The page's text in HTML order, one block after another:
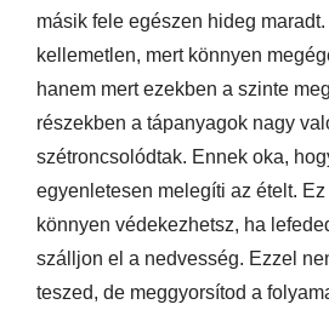
másik fele egészen hideg
kellemetlen, mert könnyen
hanem mert ezekben a szinte
részekben a tápanyagok nagy
szétroncsolódtak. Ennek oka,
egyenletesen melegíti az ételt.
könnyen védekezhetsz, ha
szálljon el a nedvesség. Ezzel
teszed, de meggyorsítod a